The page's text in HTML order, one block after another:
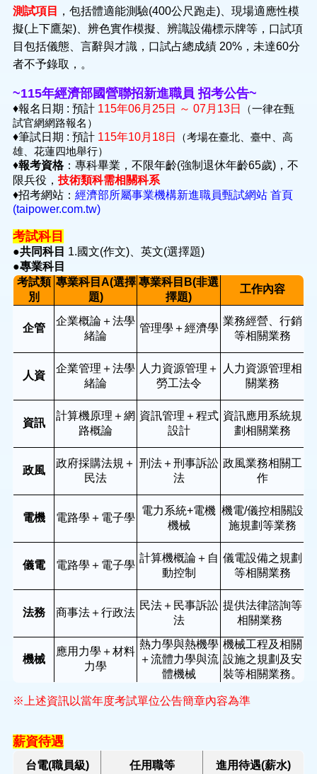
測試項目
，包括體適能測驗(400公尺跑走)、現場適應性模
擬(上下鷹架)、辨色實作模擬、辨識設備標示牌等，口試項
目包括儀態、言辭與才識，口試占總成績 20%，未達60分
者不予錄取，。
~115年經濟部國營聯招新進職員 招考公告~
♦︎報名日期 : 預計 115年06月25日 ～ 07月13日 （一律在甄
試官網網路報名）
♦︎筆試日期 : 預計 115年10月18日
（考場在臺北、臺中、高
雄、花蓮四地舉行）
♦︎報考資格： 專科畢業，不限年齡(強制退休年齡65歲)，不
限兵役， 技術類科需相關科系
♦︎招考網站： 經濟部所屬事業機構新進職員甄試網站 首頁
(taipower.com.tw)
考試科目
●共同科目 1.國文(作文)、英文(選擇題)
●專業科目
考試類
別
專業科目A(選擇
題)
專業科目B(非選
擇題)
工作內容
企管
企業概論＋法學
緒論
管理學＋經濟學
業務經營、行銷
等相關業務
人資
企業管理＋法學
緒論
人力資源管理＋
勞工法令
人力資源管理相
關業務
資訊
計算機原理＋網
路概論
資訊管理＋程式
設計
資訊應用系統規
劃相關業務
政風
政府採購法規＋
民法
刑法＋刑事訴訟
法
政風業務相關工
作
電機 電路學＋電子學
電力系統+電機
機械
機電/儀控相關設
施規劃等業務
儀電 電路學＋電子學
計算機概論＋自
動控制
儀電設備之規劃
等相關業務
法務 商事法＋行政法
民法＋民事訴訟
法
提供法律諮詢等
相關業務
機械
應用力學＋材料
力學
熱力學與熱機學
＋流體力學與流
體機械
機械工程及相關
設施之規劃及安
裝等相關業務。
※上述資訊以當年度考試單位公告簡章內容為準
薪資待遇
台電(職員級) 任用職等 進用待遇(薪水)